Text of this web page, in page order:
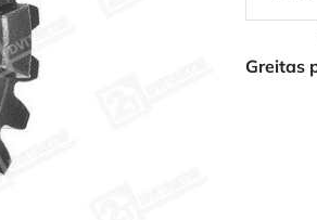
Greitas